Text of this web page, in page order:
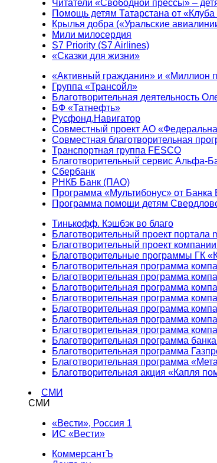
Читатели «Свободной прессы» –
Помощь детям Татарстана от
Крылья добра («Уральские
Мили милосердия
S7 Priority (S7 Airlines)
«Сказки для жизни»
«Активный гражданин» и «Миллион
Группа «Трансойл»
Благотворительная деятельность
БФ «Татнефть»
Русфонд.Навигатор
Совместный проект АО
Совместная благотворительная
Транспортная группа FESCO
Благотворительный сервис Альфа-
Сбербанк
РНКБ Банк (ПАО)
Программа «Мультибонус» от Банка
Программа помощи детям
Тинькофф. Кэшбэк во благо
Благотворительный проект портала
Благотворительный проект
Благотворительные программы ГК
Благотворительная программа
Благотворительная программа
Благотворительная программа
Благотворительная программа
Благотворительная программа
Благотворительная программа
Благотворительная программа
Благотворительная программа
Благотворительная программа
Благотворительная программа
Благотворительная акция «Капля
СМИ
СМИ
«Вести», Россия 1
ИС «Вести»
КоммерсантЪ